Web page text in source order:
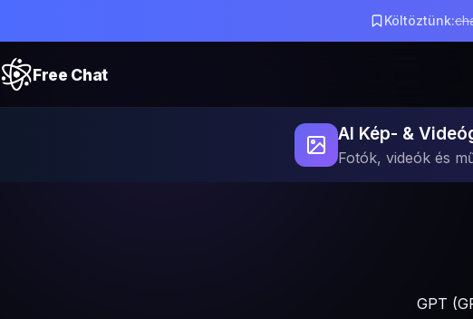
Költöztünk:
Free Chat
AI Kép- &
Fotók, videók és
GPT